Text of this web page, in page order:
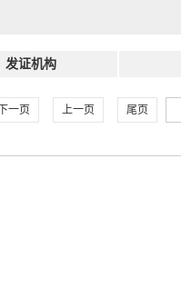
发证机构
下一页 上一页 尾页